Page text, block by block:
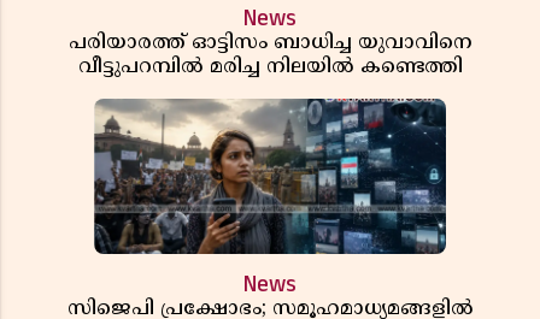
News
പരിയാരത്ത് ഓട്ടിസം ബാധിച്ച യുവാവിനെ
വീട്ടുപറമ്പിൽ മരിച്ച നിലയിൽ കണ്ടെത്തി
News
സിജെപി പ്രക്ഷോഭം; സമൂഹമാധ്യമങ്ങളിൽ